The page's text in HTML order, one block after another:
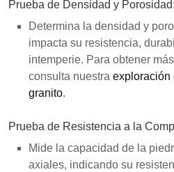
Prueba de Densidad y Porosidad:
Determina la densidad y
impacta su resistencia,
intemperie. Para obtener
consulta nuestraexploración
granito.
Prueba de Resistencia a la
Mide la capacidad de la
axiales, indicando su